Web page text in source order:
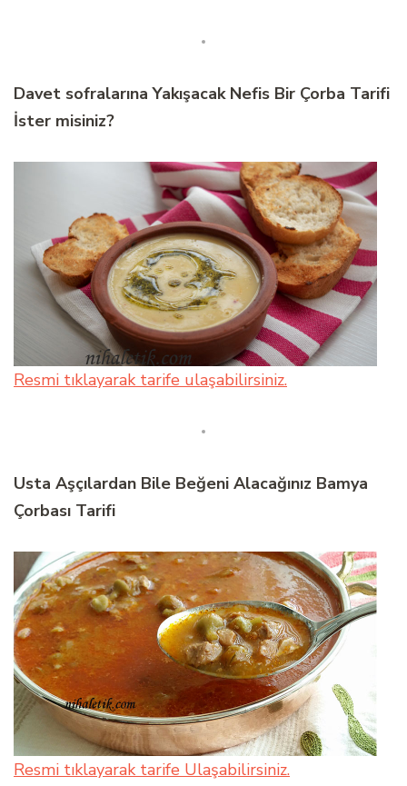
Davet sofralarına Yakışacak Nefis Bir Çorba Tarifi
İster misiniz?
Resmi tıklayarak tarife ulaşabilirsiniz.
Usta Aşçılardan Bile Beğeni Alacağınız Bamya
Çorbası Tarifi
Resmi tıklayarak tarife Ulaşabilirsiniz.